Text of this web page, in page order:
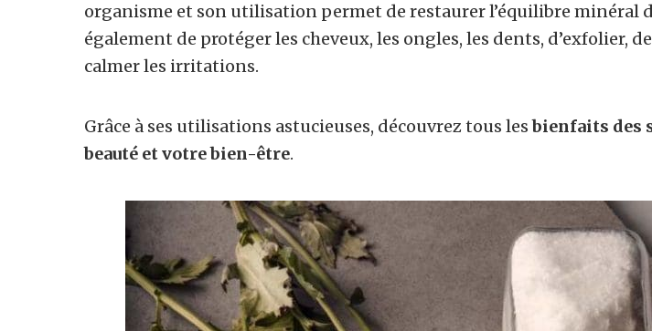
organisme et son utilisation permet de restaurer l’équilibre minéral
également de protéger les cheveux, les ongles, les dents, d’exfolier,
calmer les irritations.
Grâce à ses utilisations astucieuses, découvrez tous lesbienfaits des
beauté et votre bien-être.